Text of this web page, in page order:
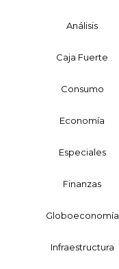
Análisis
Caja Fuerte
Consumo
Economía
Especiales
Finanzas
Globoeconomía
Infraestructura